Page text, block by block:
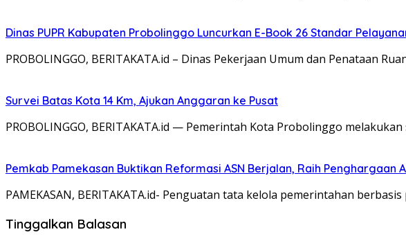
Dinas PUPR Kabupaten Probolinggo Luncurkan E-Book 26 Standar
PROBOLINGGO, BERITAKATA.id – Dinas Pekerjaan Umum dan Penataan
Survei Batas Kota 14 Km, Ajukan Anggaran ke Pusat
PROBOLINGGO, BERITAKATA.id — Pemerintah Kota Probolinggo
Pemkab Pamekasan Buktikan Reformasi ASN Berjalan, Raih Penghargaan
PAMEKASAN, BERITAKATA.id- Penguatan tata kelola pemerintahan
Tinggalkan Balasan